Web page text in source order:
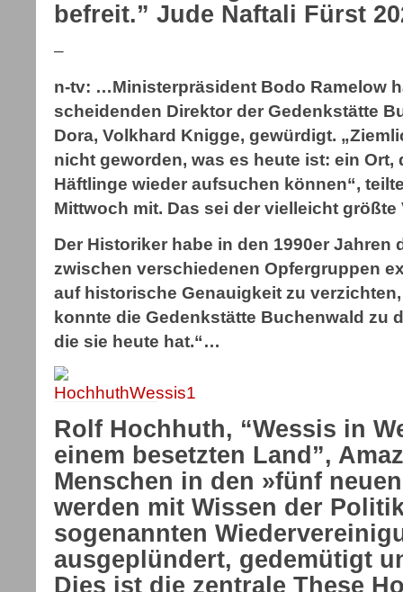
befreit.” Jude Naftali Fürst
–
n-tv: …Ministerpräsident Bodo Ramelow
scheidenden Direktor der Gedenkstätte
Dora, Volkhard Knigge, gewürdigt.
nicht geworden, was es heute ist: ein Ort,
Häftlinge wieder aufsuchen können“,
Mittwoch mit. Das sei der vielleicht
Der Historiker habe in den 1990er Jahren
zwischen verschiedenen Opfergruppen
auf historische Genauigkeit zu
konnte die Gedenkstätte Buchenwald zu
die sie heute hat.“…
Rolf Hochhuth, “Wessis in
einem besetzten Land”,
Menschen in den »fünf
werden mit Wissen der
sogenannten
ausgeplündert, gedemütigt
Dies ist die zentrale These